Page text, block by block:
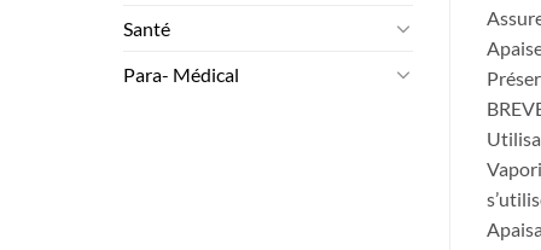
Santé
Para- Médical